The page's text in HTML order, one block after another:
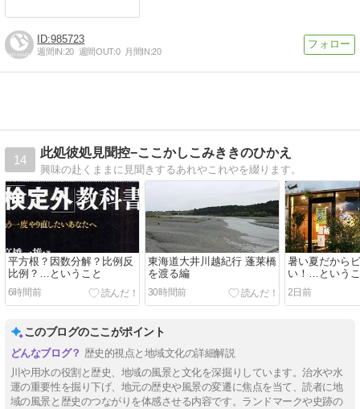
985723
週間IN:20 週間OUT:0 月間IN:20
14
此処彼処見聞控−ここかしこみききのひかえ
興味の赴くままに見聞きするあれやこれやを綴ります。
平方根？因数分解？比例反
比例？…ということ
6時間前
東海道大井川越紀行 蓬莱橋
を渡る編
30時間前
暑い夏だから
い！…という
2日前
このブログのここがポイント
歴史的視点と地域文化の詳細解説
川や用水の役割と歴史、地域の風景と文化を深掘りしています。治水や水
運の重要性を掘り下げ、地元の歴史や風景の変遷に焦点を当て、読者に地
域の風景と歴史のつながりを体感させる内容です。ランドマークや史跡の